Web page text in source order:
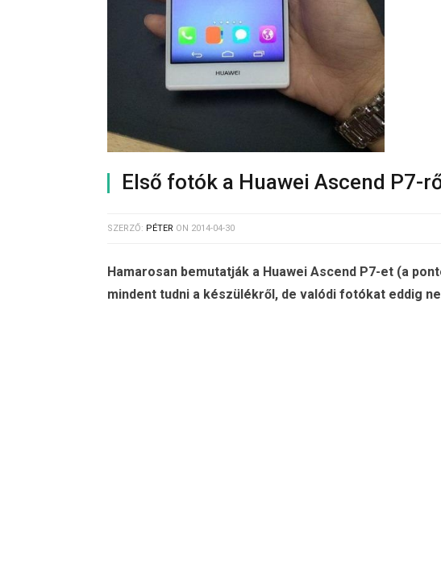
Első fotók a Huawei Ascend P7-
SZERZŐ: PÉTER ON 2014-04-30
Hamarosan bemutatják a Huawei Ascend P7-et (a
mindent tudni a készülékről, de valódi fotókat eddig